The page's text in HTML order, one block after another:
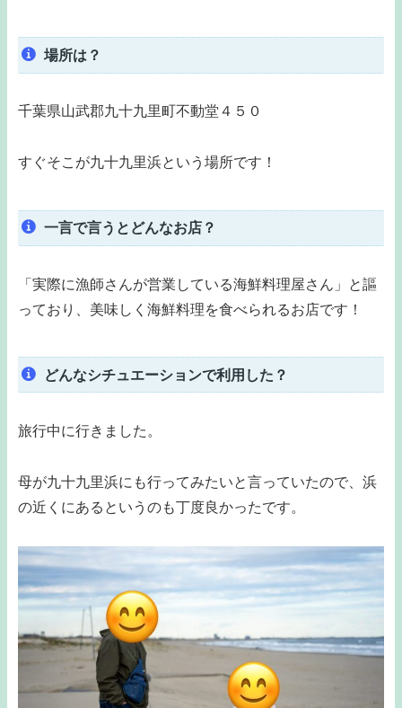
場所は？
千葉県山武郡九十九里町不動堂４５０
すぐそこが九十九里浜という場所です！
一言で言うとどんなお店？
「実際に漁師さんが営業している海鮮料理屋さん」と謳
っており、美味しく海鮮料理を食べられるお店です！
どんなシチュエーションで利用した？
旅行中に行きました。
母が九十九里浜にも行ってみたいと言っていたので、浜
の近くにあるというのも丁度良かったです。